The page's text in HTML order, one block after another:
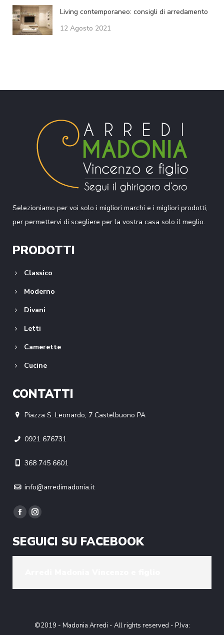
Living contemporaneo: consigli di arredamento
12 Agosto 2021
Selezioniamo per voi solo i migliori marchi e i migliori prodotti,
per permettervi di scegliere per la vostra casa solo il meglio.
PRODOTTI
Classico
Moderno
Divani
Letti
Camerette
Cucine
CONTATTI
Piazza S. Leonardo, 7 Castelbuono PA
0921 676731
368 745 6601
info@arredimadonia.it
Find us on:
Facebook
opens
in
Instagram
opens
in
SEGUICI SU FACEBOOK
©2019 - Madonia Arredi - All rights reserved - P.Iva: